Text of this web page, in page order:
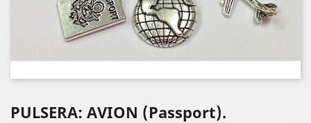
PULSERA: AVION (Passport).